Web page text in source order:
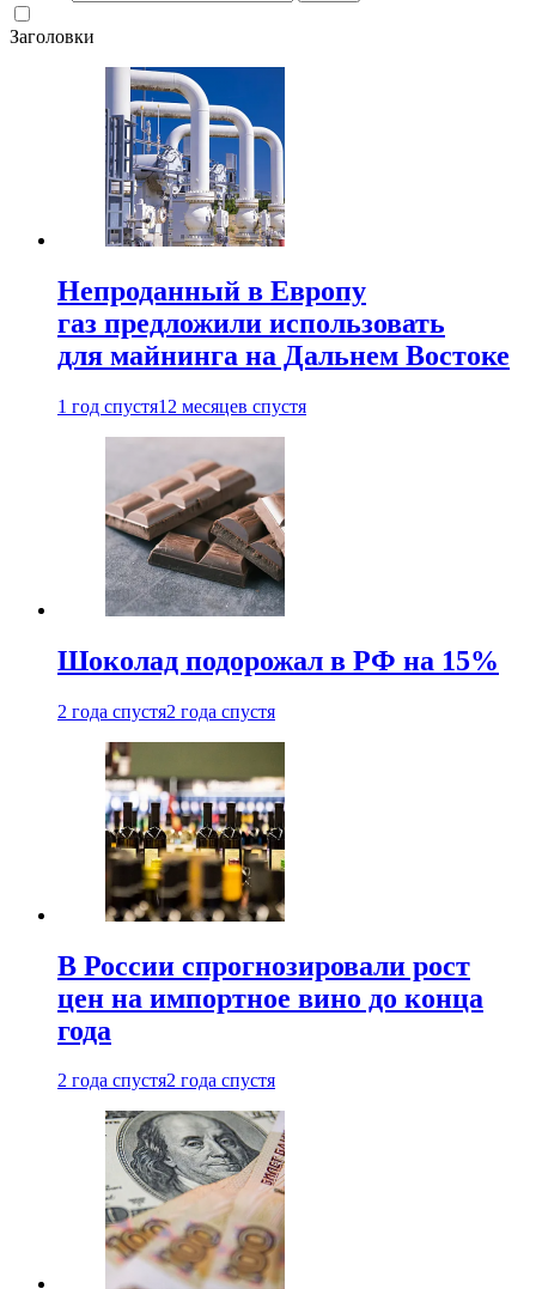
Заголовки
Непроданный в Европу
газ предложили использовать
для майнинга на Дальнем Востоке
1 год спустя12 месяцев спустя
Шоколад подорожал в РФ на 15%
2 года спустя2 года спустя
В России спрогнозировали рост
цен на импортное вино до конца
года
2 года спустя2 года спустя